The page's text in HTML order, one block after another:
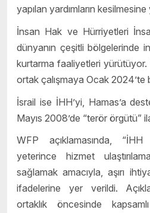
yapılan yardımların
İnsan Hak ve Hürriyetleri
dünyanın çeşitli bölgelerinde
kurtarma faaliyetleri yürütüyor.
ortak çalışmaya Ocak 2024’te
İsrail ise İHH’yi, Hamas’a
Mayıs 2008’de “terör örgütü”
WFP açıklamasında,
yeterince hizmet
sağlamak amacıyla, aşırı
ifadelerine yer verildi.
ortaklık öncesinde